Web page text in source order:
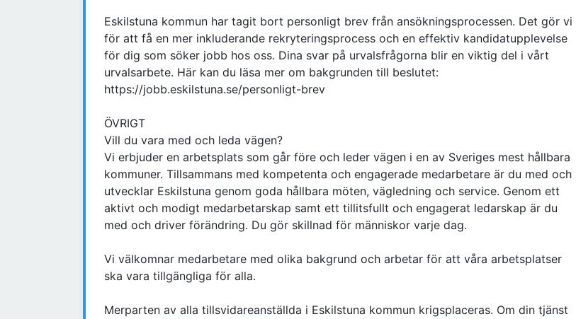
Eskilstuna kommun har tagit bort personligt brev från ansökningsprocessen. Det gör vi
för att få en mer inkluderande rekryteringsprocess och en effektiv kandidatupplevelse
för dig som söker jobb hos oss. Dina svar på urvalsfrågorna blir en viktig del i vårt
urvalsarbete. Här kan du läsa mer om bakgrunden till beslutet:
https://jobb.eskilstuna.se/personligt-brev
ÖVRIGT
Vill du vara med och leda vägen?
Vi erbjuder en arbetsplats som går före och leder vägen i en av Sveriges mest hållbara
kommuner. Tillsammans med kompetenta och engagerade medarbetare är du med och
utvecklar Eskilstuna genom goda hållbara möten, vägledning och service. Genom ett
aktivt och modigt medarbetarskap samt ett tillitsfullt och engagerat ledarskap är du
med och driver förändring. Du gör skillnad för människor varje dag.
Vi välkomnar medarbetare med olika bakgrund och arbetar för att våra arbetsplatser
ska vara tillgängliga för alla.
Merparten av alla tillsvidareanställda i Eskilstuna kommun krigsplaceras. Om din tjänst